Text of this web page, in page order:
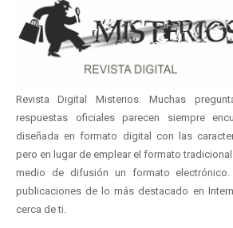
Revista Digital Misterios. Muchas
respuestas oficiales parecen siempre
diseñada en formato digital con las
pero en lugar de emplear el formato
medio de difusión un formato
publicaciones de lo más destacado en
cerca de ti.